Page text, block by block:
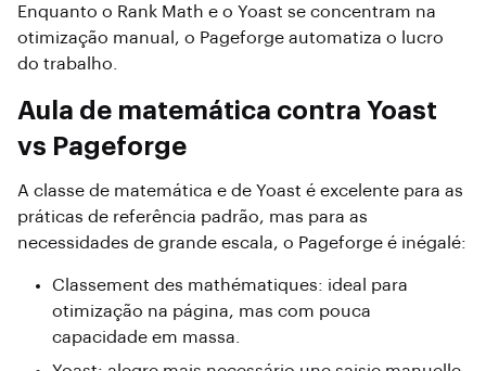
Enquanto o Rank Math e o Yoast se concentram na
otimização manual, o Pageforge automatiza o lucro
do trabalho.
Aula de matemática contra Yoast
vs Pageforge
A classe de matemática e de Yoast é excelente para as
práticas de referência padrão, mas para as
necessidades de grande escala, o Pageforge é inégalé:
Classement des mathématiques: ideal para
otimização na página, mas com pouca
capacidade em massa.